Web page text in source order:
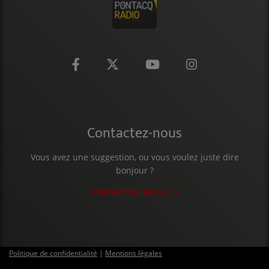
Contactez-nous
Vous avez une suggestion, ou vous voulez juste dire
bonjour ?
CONTACTEZ-NOUS
Politique de confidentialité | Mentions légales